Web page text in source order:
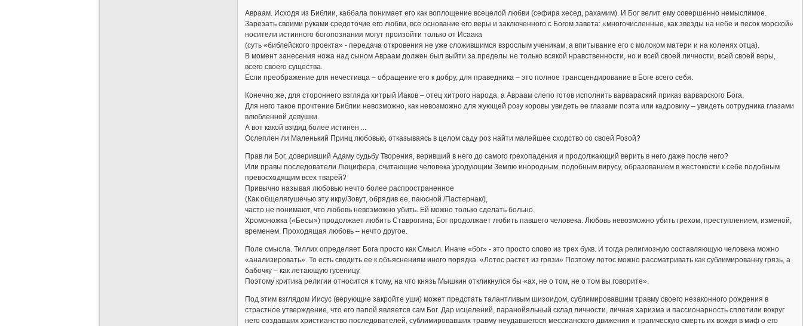
Авраам. Исходя из Библии, каббала понимает его как воплощение всецелой любви (сефира хесед, рахамим). И Бог велит ему совершенно немыслимое.
Зарезать своими руками средоточие его любви, все основание его веры и заключенного с Богом завета: «многочисленные, как звезды на небе и песок морской»
носители истинного богопознания могут произойти только от Исаака
(суть «библейского проекта» - передача откровения не уже сложившимся взрослым ученикам, а впитывание его с молоком матери и на коленях отца).
В момент занесения ножа над сыном Авраам должен был выйти за пределы не только всякой нравственности, но и всей своей личности, всей своей веры,
всего своего существа.
Если преображение для нечестивца – обращение его к добру, для праведника – это полное трансцендирование в Боге всего себя.
Конечно же, для стороннего взгляда хитрый Иаков – отец хитрого народа, а Авраам слепо готов исполнить варвараский приказ варварского Бога.
Для него такое прочтение Библии невозможно, как невозможно для жующей розу коровы увидеть ее глазами поэта или кадровику – увидеть сотрудника глазами
влюбленной девушки.
А вот какой взгдяд более истинен ...
Ослеплен ли Маленький Принц любовью, отказываясь в целом саду роз найти малейшее сходство со своей Розой?
Прав ли Бог, доверивший Адаму судьбу Творения, веривший в него до самого грехопадения и продолжающий верить в него даже после него?
Или правы последователи Люцифера, считающие человека уродующим Землю инородным, подобным вирусу, образованием в жестокости к себе подобным
превосходящим всех тварей?
Привычно называя любовью нечто более распространенное
(Как общелягушечью эту икру/Зовут, обрядив ее, паюсной /Пастернак/),
часто не понимают, что любовь невозможно убить. Ей можно только сделать больно.
Хромоножка («Бесы») продолжает любить Ставрогина; Бог продолжает любить павшего человека. Любовь невозможно убить грехом, преступлением, изменой,
временем. Проходящая любовь – нечто другое.
Поле смысла. Тиллих определяет Бога просто как Смысл. Иначе «бог» - это просто слово из трех букв. И тогда религиозную составляющую человека можно
«анализировать». То есть сводить ее к объяснениям иного порядка. «Лотос растет из грязи» Поэтому лотос можно рассматривать как сублимированну грязь, а
бабочку – как летающую гусеницу.
Поэтому критика религии относится к тому, на что князь Мышкин откликнулся бы «ах, не о том, не о том вы говорите».
Под этим взглядом Иисус (верующие закройте уши) может предстать талантливым шизоидом, сублимировавшим травму своего незаконного рождения в
страстное утверждение, что его папой является сам Бог. Дар исцелений, паранойяльный склад личности, личная харизма и пассионарность сплотили вокруг
него создавших христианство последователей, сублимировавших травму неудавшегося мессианского движения и трагическую смерть их вождя в миф о его